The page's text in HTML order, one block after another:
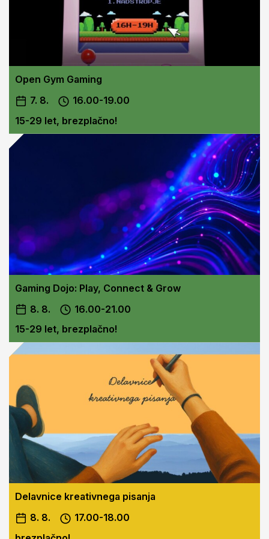
Open Gym Gaming
7. 8.
16.00-19.00
15-29 let, brezplačno!
Gaming Dojo: Play, Connect & Grow
8. 8.
16.00-21.00
15-29 let, brezplačno!
Delavnice kreativnega pisanja
8. 8.
17.00-18.00